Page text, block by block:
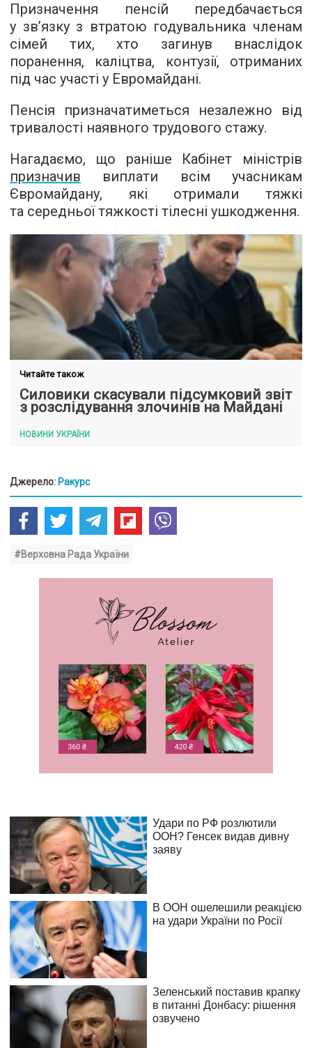
Призначення пенсій передбачається
у зв’язку з втратою годувальника членам
сімей тих, хто загинув внаслідок
поранення, каліцтва, контузії, отриманих
під час участі у Евромайдані.
Пенсія призначатиметься незалежно від
тривалості наявного трудового стажу.
Нагадаємо, що раніше Кабінет міністрів
призначив виплати всім учасникам
Євромайдану, які отримали тяжкі
та середньої тяжкості тілесні ушкодження.
Читайте також
Силовики скасували підсумковий звіт
з розслідування злочинів на Майдані
НОВИНИ УКРАЇНИ
Джерело: Ракурс
#Верховна Рада України